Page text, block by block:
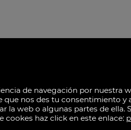
kasa
les Corts Valencianes, 39, Campanar.
Valencia
de navegación por nuestra
que nos des tu consentimiento y
la web o algunas partes de ella.
haz click en este enlace: